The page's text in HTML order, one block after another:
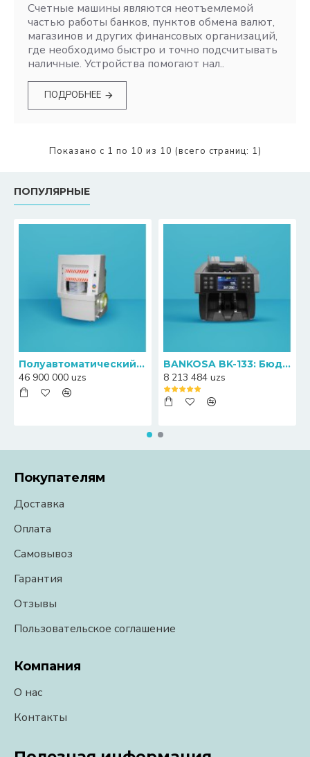
Счетные машины являются неотъемлемой
частью работы банков, пунктов обмена валют,
магазинов и других финансовых организаций,
где необходимо быстро и точно подсчитывать
наличные. Устройства помогают нал..
ПОДРОБНЕЕ
Показано с 1 по 10 из 10 (всего страниц: 1)
ПОПУЛЯРНЫЕ
Полуавтоматический пресс-упаковщик банкнот Canny S20
46 900 000 uzs
BANKOSA BK-133: Бюджетный счетчик банкнот с функцией определения номиналов
8 213 484 uzs
Покупателям
Доставка
Оплата
Самовывоз
Гарантия
Отзывы
Пользовательское соглашение
Компания
О нас
Контакты